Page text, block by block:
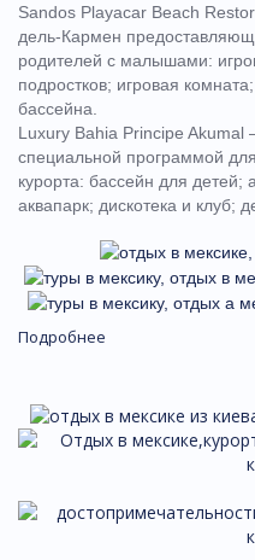
Sandos Playacar Beach
дель-Кармен
родителей с малышами:
подростков; игровая
бассейна.
Luxury Bahia Principe Akumal
специальной программой
курорта: бассейн для детей;
аквапарк; дискотека и клуб;
Подробнее